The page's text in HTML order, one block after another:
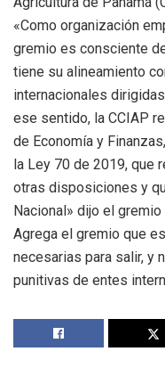
«Como organización
gremio es consciente
tiene su alineamiento
internacionales
ese sentido, la CCIAP
de Economía y
la Ley 70 de 2019, que
otras disposiciones y
Nacional» dijo el
Agrega el gremio que
necesarias para salir, y
punitivas de entes